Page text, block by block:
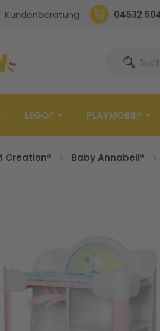
Kundenberatung 04532
SucheSuche
LEGO® PLAYMOBIL®
Creation® Baby Annabell®